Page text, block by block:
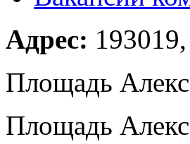
Адрес:
Площадь
Площадь